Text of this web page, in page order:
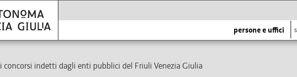
persone e uffici
i concorsi indetti dagli enti pubblici del Friuli Venezia Giulia